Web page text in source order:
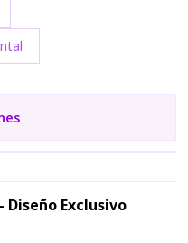
Diseño Exclusivo